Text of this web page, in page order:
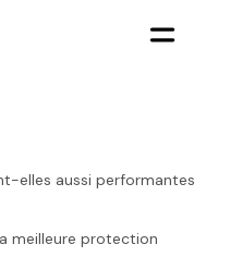
elles aussi performantes
meilleure protection